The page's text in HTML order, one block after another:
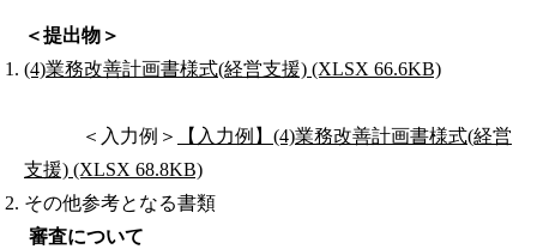
＜提出物＞
(4)業務改善計画書様式(経営支援) (XLSX 66.6KB)
＜入力例＞
【入力例】(4)業務改善計画書様式(経営
支援) (XLSX 68.8KB)
その他参考となる書類
審査について